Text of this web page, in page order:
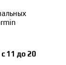
11 до 20